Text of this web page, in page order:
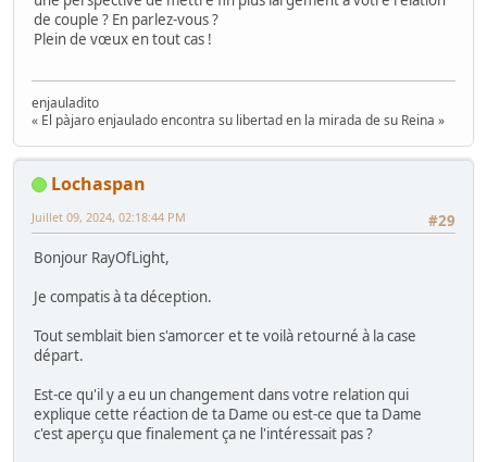
de couple ? En parlez-vous ?
Plein de vœux en tout cas !
enjauladito
« El pàjaro enjaulado encontra su libertad en la mirada de su Reina »
Lochaspan
#29
Juillet 09, 2024, 02:18:44 PM
Bonjour RayOfLight,
Je compatis à ta déception.
Tout semblait bien s'amorcer et te voilà retourné à la case
départ.
Est-ce qu'il y a eu un changement dans votre relation qui
explique cette réaction de ta Dame ou est-ce que ta Dame
c'est aperçu que finalement ça ne l'intéressait pas ?